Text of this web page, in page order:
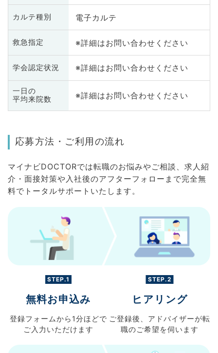
カルテ種別 電子カルテ
救急指定 ※詳細はお問い合わせください
学会認定状況 ※詳細はお問い合わせください
一日の
平均来院数
※詳細はお問い合わせください
応募方法・ご利用の流れ
マイナビDOCTORでは転職のお悩みやご相談、求人紹
介・面接対策や入社後のアフターフォローまで完全無
料でトータルサポートいたします。
STEP.1
無料お申込み
登録フォームから 1分ほどで
ご入力 いただけます
STEP.2
ヒアリング
ご登録後、 アドバイザーが転
職のご希望を伺います